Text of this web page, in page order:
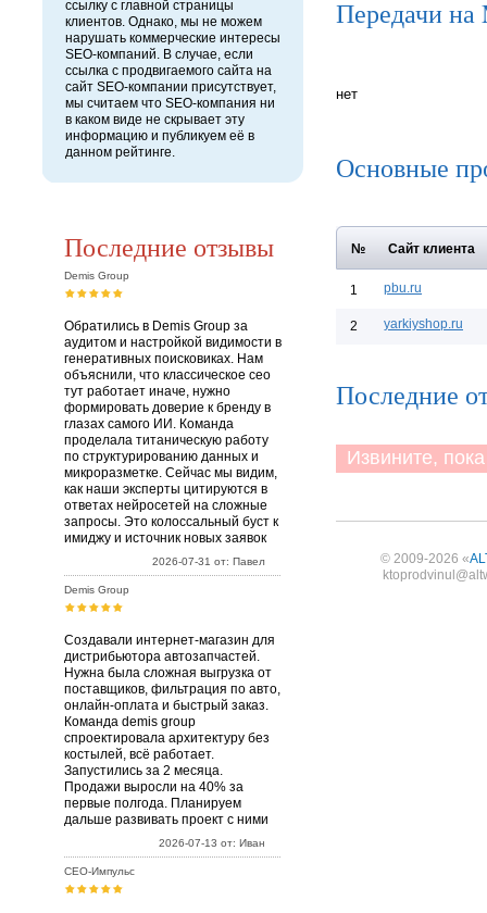
ссылку с главной страницы
клиентов. Однако, мы не можем
нарушать коммерческие интересы
SEO-компаний. В случае, если
ссылка с продвигаемого сайта на
сайт SEO-компании присутствует,
мы считаем что SEO-компания ни
в каком виде не скрывает эту
информацию и публикуем её в
данном рейтинге.
Последние отзывы
Demis Group
Обратились в Demis Group за
аудитом и настройкой видимости в
генеративных поисковиках. Нам
объяснили, что классическое сео
тут работает иначе, нужно
формировать доверие к бренду в
глазах самого ИИ. Команда
проделала титаническую работу
по структурированию данных и
микроразметке. Сейчас мы видим,
как наши эксперты цитируются в
ответах нейросетей на сложные
запросы. Это колоссальный буст к
имиджу и источник новых заявок
2026-07-31 от: Павел
Demis Group
Создавали интернет-магазин для
дистрибьютора автозапчастей.
Нужна была сложная выгрузка от
поставщиков, фильтрация по авто,
онлайн-оплата и быстрый заказ.
Команда demis group
спроектировала архитектуру без
костылей, всё работает.
Запустились за 2 месяца.
Продажи выросли на 40% за
первые полгода. Планируем
дальше развивать проект с ними
2026-07-13 от: Иван
СЕО-Импульс
Передачи на
нет
Основные
№ Сайт клиента
1 pbu.ru
2 yarkiyshop.ru
Последние
Извините,
© 2009-2026 «